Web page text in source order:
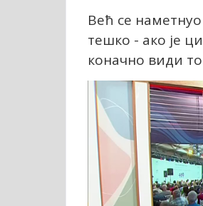
Већ се
тешко - ако је
коначно види то